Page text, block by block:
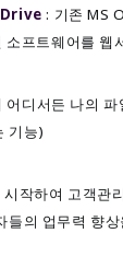
Drive : 기존 MS
프트웨어를 웹
디서든 나의
기능)
작하여 고객관
의 업무력 향